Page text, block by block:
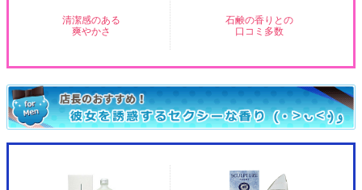
清潔感のある
爽やかさ
石鹸の香りとの
口コミ多数